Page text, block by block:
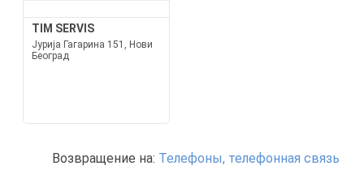
TIM SERVIS
Јурија Гагарина 151, Нови
Београд
Возвращение на: Телефоны, телефонная связь